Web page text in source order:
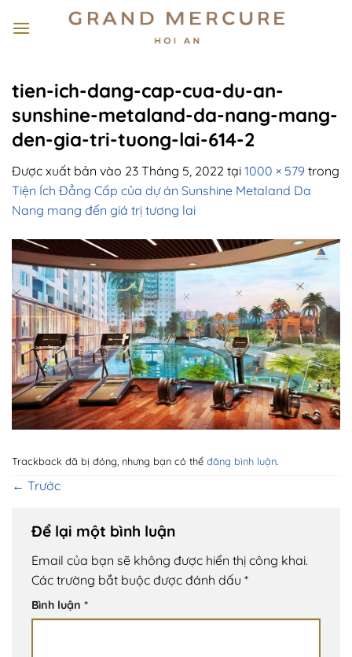
qua
tien-ich-dang-cap-cua-du-an-
sunshine-metaland-da-nang-mang-
den-gia-tri-tuong-lai-614-2
Được xuất bản vào 23 Tháng 5, 2022 tại 1000 × 579 trong
Tiện Ích Đẳng Cấp của dự án Sunshine Metaland Da
Nang mang đến giá trị tương lai
Trackback đã bị đóng, nhưng bạn có thể đăng bình luận.
← Trước
Để lại một bình luận
Email của bạn sẽ không được hiển thị công khai.
Các trường bắt buộc được đánh dấu *
Bình luận *